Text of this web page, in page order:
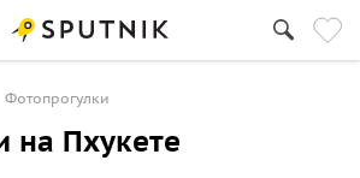
Фотопрогулки
на Пхукете